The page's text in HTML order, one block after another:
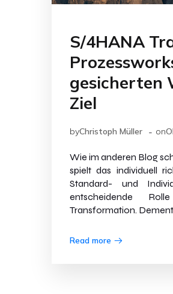
S/4HANA
gesicherten
Ziel
byChristoph Müller - on
Wie im anderen Blog
spielt das individuell
Standard- und
entscheidende
Transformation.
Read more